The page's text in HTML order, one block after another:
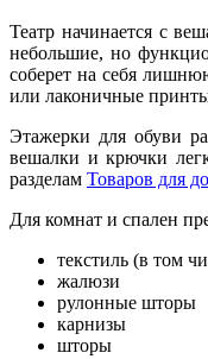
Театр начинается с
небольшие, но
соберет на себя
или лаконичные
Этажерки для обуви
вешалки и крючки
разделам Товаров для
Для комнат и спален
текстиль (в том
жалюзи
рулонные шторы
карнизы
шторы